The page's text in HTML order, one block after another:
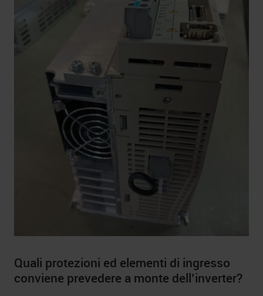
Quali protezioni ed elementi di ingresso
conviene prevedere a monte dell’inverter?